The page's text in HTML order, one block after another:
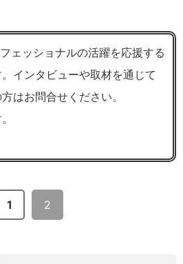
ェッショナルの活躍を応援する
インタビューや取材を通じて
はお問合せください。
1 2